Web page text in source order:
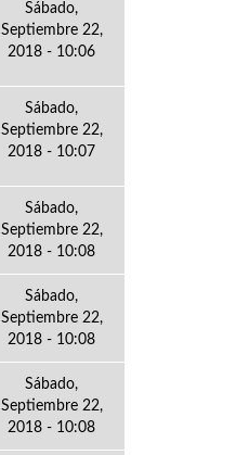
Sábado,
Septiembre 22,
2018 - 10:06
Sábado,
Septiembre 22,
2018 - 10:07
Sábado,
Septiembre 22,
2018 - 10:08
Sábado,
Septiembre 22,
2018 - 10:08
Sábado,
Septiembre 22,
2018 - 10:08